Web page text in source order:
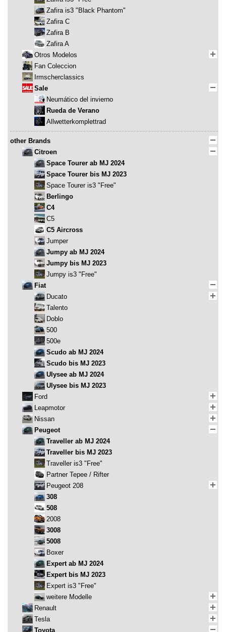
Zafira is3 "Black Phantom"
Zafira C
Zafira B
Zafira A
Otros Modelos
Fan Coleccion
Irmscherclassics
Sale
Neumático del invierno
Rueda de Verano
Allwetterkomplettrad
other Brands
Citroen
Space Tourer ab MJ 2024
Space Tourer bis MJ 2023
Space Tourer is3 "Free"
Berlingo
C4
C5
C5 Aircross
Jumper
Jumpy ab MJ 2024
Jumpy bis MJ 2023
Jumpy is3 "Free"
Fiat
Ducato
Talento
Doblo
500
500e
Scudo ab MJ 2024
Scudo bis MJ 2023
Ulysee ab MJ 2024
Ulysee bis MJ 2023
Ford
Leapmotor
Nissan
Peugeot
Traveller ab MJ 2024
Traveller bis MJ 2023
Traveller is3 "Free"
Partner Tepee / Rifter
Peugeot 208
308
508
2008
3008
5008
Boxer
Expert ab MJ 2024
Expert bis MJ 2023
Expert is3 "Free"
weitere Modelle
Renault
Tesla
Toyota